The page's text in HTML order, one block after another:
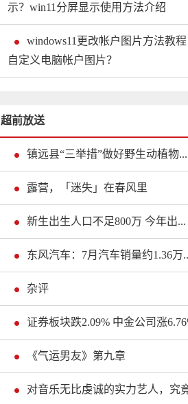
示？win11分屏显示使用方法介绍
windows11更改帐户图片方法教
自定义电脑帐户图片？
超前放送
镇远县“三举措”做好野生动植物...
露营，「迷失」在春风里
新生出生人口不足800万 今年出...
东风汽车：7月汽车销量约1.36万
杂评
证券板块跌2.09% 中金公司涨
《气运男友》第九章
对音乐无比虔诚的实力艺人，究